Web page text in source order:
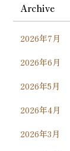
Archive
2026年7月
2026年6月
2026年5月
2026年4月
2026年3月